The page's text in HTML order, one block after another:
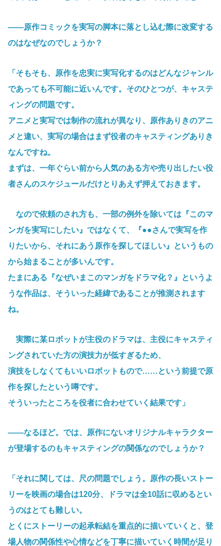
――原作コミックを実写の脚本に落とし込む際に改変する
のはなぜなのでしょうか？
「そもそも、原作を忠実に実写化するのはどんなジャンル
であっても不可能に近いんです。そのひとつが、キャステ
ィングの問題です。
アニメと実写では制作の流れが異なり、原作ありきのアニ
メと違い、実写の場合はまず役者のキャスティングありき
なんですね。
まずは、一年ぐらい前から人気のある方や売り出したい役
者さんのスケジュールだけとりあえず押えておきます。
なので依頼のされ方も、一部の例外を除いては『このマ
ンガを実写にしたい』ではなくて、『●●さんで実写を作
りたいから、それにあう原作を探してほしい』というもの
から始まることが多いんです。
たまにある『なぜいまこのマンガをドラマ化？』というよ
うな作品は、そういった経緯であることが推測されます
ね。
実際に某ロボットが主役のドラマは、主役にキャスティ
ングされていた方の演技力が低すぎるため、
演技をしなくてもいいロボットもので……という前提で原
作を探したという噂です。
そういったところを役者に合わせていく結果です」
――なるほど。では、原作にないオリジナルキャラクター
が登場するのもキャスティングの関係なのでしょうか？
「それに関しては、尺の問題でしょう。原作の長いストー
リーを映画の場合は120分、ドラマは全10話に収めるとい
うのはとても難しい。
とくにストーリーの起承転結を重点的に描いていくと、登
場人物の関係性や心情などを丁寧に描いていく時間が足り